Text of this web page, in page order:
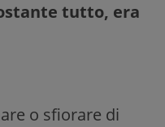
tutto, era
o sfiorare di